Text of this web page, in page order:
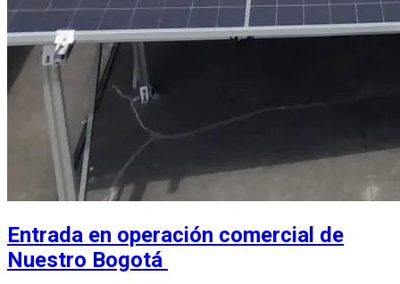
Entrada en operación comercial de
Nuestro Bogotá